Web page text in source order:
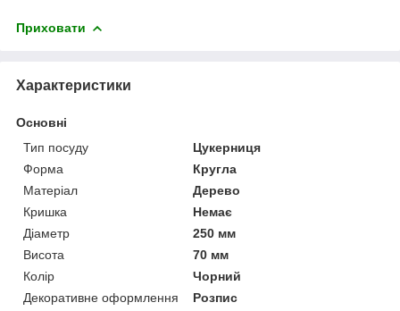
Приховати
Характеристики
Основні
Тип посуду
Цукерниця
Форма
Кругла
Матеріал
Дерево
Кришка
Немає
Діаметр
250 мм
Висота
70 мм
Колір
Чорний
Декоративне оформлення
Розпис